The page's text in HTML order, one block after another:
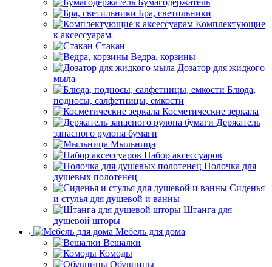
Бумагодержатель
Бра, светильники
Комплектующие
к аксессуарам
Стакан
Ведра, корзины
Дозатор для жидкого
мыла
Блюда,
подносы, салфетницы, емкости
Косметические зеркала
Держатель
запасного рулона бумаги
Мыльница
Набор аксессуаров
Полочка для
душевых полотенец
Сиденья
и стулья для душевой и ванны
Штанга для
душевой шторы
Мебель для дома
Вешалки
Комоды
Обувницы